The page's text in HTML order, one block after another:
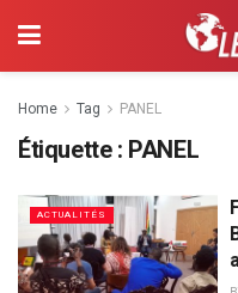
Home Tag PANEL
Étiquette : PANEL
ACTUALITÉS